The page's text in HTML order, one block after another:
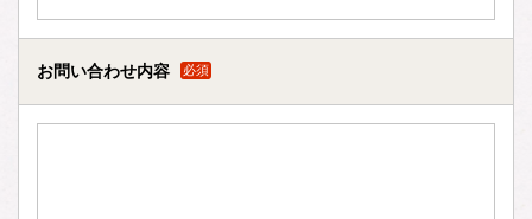
お問い合わせ内容 必須